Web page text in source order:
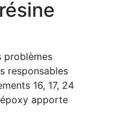
problèmes
responsables
16, 17, 24
apporte